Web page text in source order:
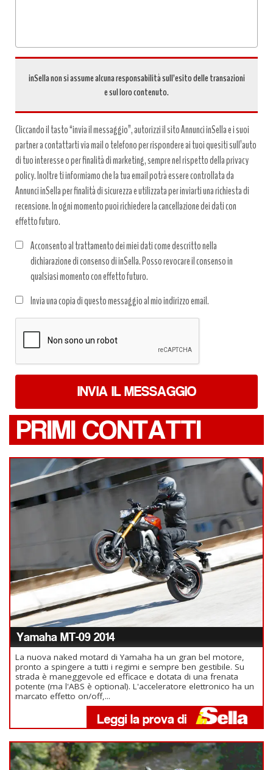
inSella non si assume alcuna responsabilità sull’esito delle transazioni
e sul loro contenuto.
Cliccando il tasto “invia il messaggio”, autorizzi il sito Annunci inSella e i suoi
partner a contattarti via mail o telefono per rispondere ai tuoi quesiti sull’auto
di tuo interesse o per finalità di marketing, sempre nel rispetto della privacy
policy. Inoltre ti informiamo che la tua email potrà essere controllata da
Annunci inSella per finalità di sicurezza e utilizzata per inviarti una richiesta di
recensione. In ogni momento puoi richiedere la cancellazione dei dati con
effetto futuro.
Acconsento al trattamento dei miei dati come descritto nella
dichiarazione di consenso di inSella. Posso revocare il consenso in
qualsiasi momento con effetto futuro.
dati
*
Invia una copia di questo messaggio al mio indirizzo email.
INVIA IL MESSAGGIO
PRIMI CONTATTI
Yamaha MT-09 2014
La nuova naked motard di Yamaha ha un gran bel motore,
pronto a spingere a tutti i regimi e sempre ben gestibile. Su
strada è maneggevole ed efficace e dotata di una frenata
potente (ma l'ABS è optional). L'acceleratore elettronico ha un
marcato effetto on/off,...